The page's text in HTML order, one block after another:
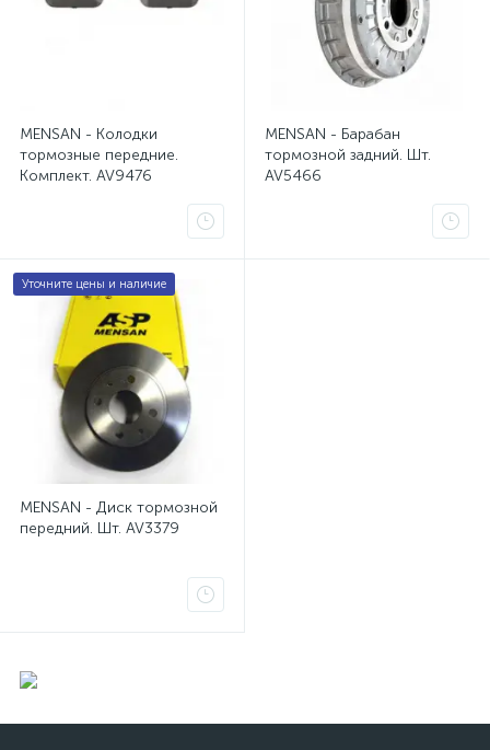
MENSAN - Колодки
тормозные передние.
Комплект. AV9476
MENSAN - Барабан
тормозной задний. Шт.
AV5466
Уточните цены и наличие
MENSAN - Диск тормозной
передний. Шт. AV3379